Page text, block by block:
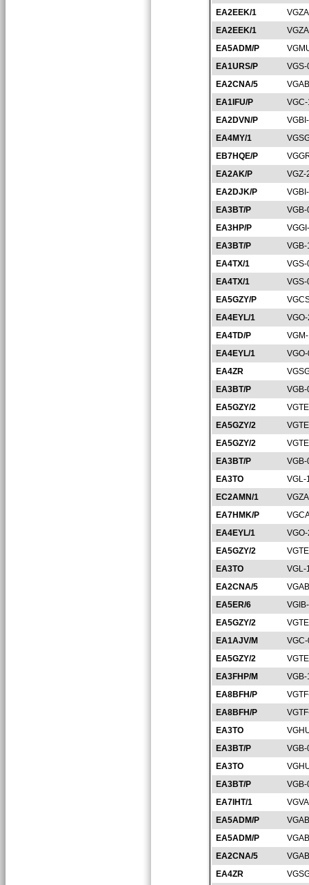
EA2EEK/1
EA2EEK/1
EA5ADM/P
EA1URS/P
EA2CNA/5
EA1IFU/P
EA2DVN/P
EA4MY/1
EB7HQE/P
EA2AK/P
VGZ-
EA2DJK/P
EA3BT/P
EA3HP/P
EA3BT/P
EA4TX/1
EA4TX/1
EA5GZY/P
EA4EYL/1
EA4TD/P
EA4EYL/1
EA4ZR
EA3BT/P
EA5GZY/2
EA5GZY/2
EA5GZY/2
EA3BT/P
EA3TO
VGL-
EC2AMN/1
EA7HMK/P
EA4EYL/1
EA5GZY/2
EA3TO
VGL-
EA2CNA/5
EA5ER/6
EA5GZY/2
EA1AJV/M
EA5GZY/2
EA3FHP/M
EA8BFH/P
EA8BFH/P
EA3TO
EA3BT/P
EA3TO
EA3BT/P
EA7IHT/1
EA5ADM/P
EA5ADM/P
EA2CNA/5
EA4ZR